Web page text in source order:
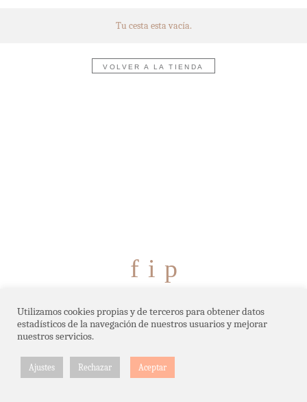
Tu cesta esta vacía.
VOLVER A LA TIENDA
f i p
MI CUENTA
FORMENTERAGUAMARINA ©2026
Utilizamos cookies propias y de terceros para obtener datos
estadísticos de la navegación de nuestros usuarios y mejorar
nuestros servicios.
Ajustes Rechazar Aceptar